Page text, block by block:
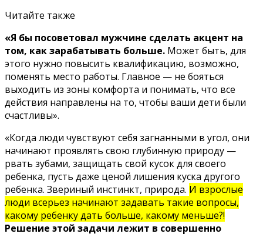
Читайте также
«Я бы посоветовал мужчине сделать акцент на
том, как зарабатывать больше. Может быть, для
этого нужно повысить квалификацию, возможно,
поменять место работы. Главное — не бояться
выходить из зоны комфорта и понимать, что все
действия направлены на то, чтобы ваши дети были
счастливы».
«Когда люди чувствуют себя загнанными в угол, они
начинают проявлять свою глубинную природу —
рвать зубами, защищать свой кусок для своего
ребенка, пусть даже ценой лишения куска другого
ребенка. Звериный инстинкт, природа. И взрослые
люди всерьез начинают задавать такие вопросы,
какому ребенку дать больше, какому меньше?!
Решение этой задачи лежит в совершенно